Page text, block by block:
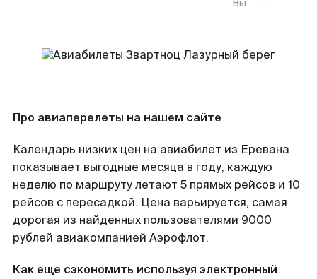
Вы
Про авиаперелеты на нашем сайте
Календарь низких цен на авиабилет из Еревана
показывает выгодные месяца в году, каждую
неделю по маршруту летают 5 прямых рейсов и 10
рейсов с пересадкой. Цена варьируется, самая
дорогая из найденных пользователями 9000
рублей авиакомпанией Аэрофлот.
Как еще сэкономить используя электронный